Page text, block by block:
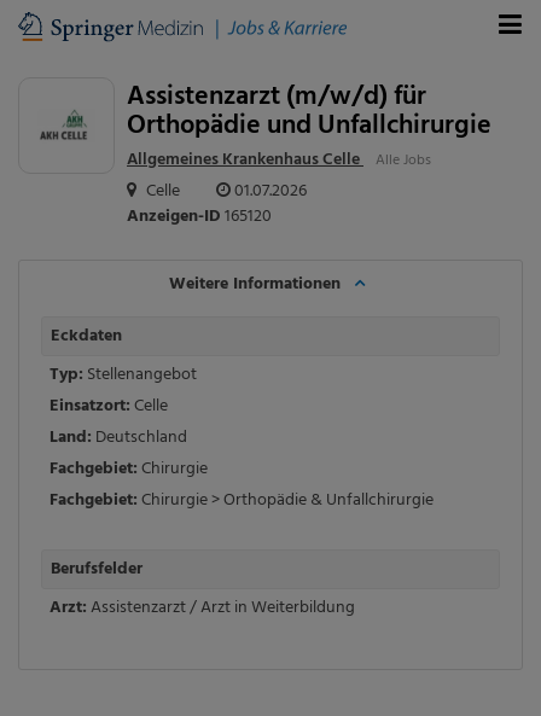
Assistenzarzt (m/w/d) für
Orthopädie und Unfallchirurgie
Allgemeines Krankenhaus Celle Alle Jobs
Celle
01.07.2026
Anzeigen-ID165120
Weitere Informationen
Eckdaten
Typ: Stellenangebot
Einsatzort:Celle
Land: Deutschland
Fachgebiet:Chirurgie
Fachgebiet:Chirurgie > Orthopädie & Unfallchirurgie
Berufsfelder
Arzt:Assistenzarzt / Arzt in Weiterbildung